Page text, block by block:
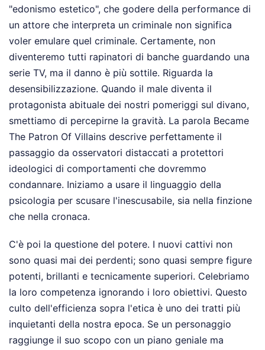
"edonismo estetico", che godere della performance di
un attore che interpreta un criminale non significa
voler emulare quel criminale. Certamente, non
diventeremo tutti rapinatori di banche guardando una
serie TV, ma il danno è più sottile. Riguarda la
desensibilizzazione. Quando il male diventa il
protagonista abituale dei nostri pomeriggi sul divano,
smettiamo di percepirne la gravità. La parola Became
The Patron Of Villains descrive perfettamente il
passaggio da osservatori distaccati a protettori
ideologici di comportamenti che dovremmo
condannare. Iniziamo a usare il linguaggio della
psicologia per scusare l'inescusabile, sia nella finzione
che nella cronaca.
C'è poi la questione del potere. I nuovi cattivi non
sono quasi mai dei perdenti; sono quasi sempre figure
potenti, brillanti e tecnicamente superiori. Celebriamo
la loro competenza ignorando i loro obiettivi. Questo
culto dell'efficienza sopra l'etica è uno dei tratti più
inquietanti della nostra epoca. Se un personaggio
raggiunge il suo scopo con un piano geniale ma